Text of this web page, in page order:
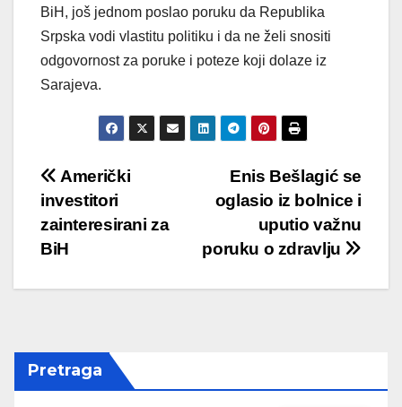
BiH, još jednom poslao poruku da Republika
Srpska vodi vlastitu politiku i da ne želi snositi
odgovornost za poruke i poteze koji dolaze iz
Sarajeva.
Post
navigation
Enis Bešlagić se
oglasio iz bolnice i
uputio važnu
poruku o zdravlju
Američki
investitori
zainteresirani za
BiH
Pretraga